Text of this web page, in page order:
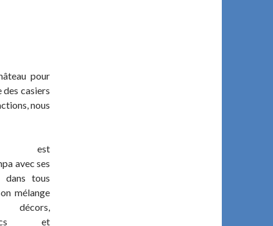
pour
casiers
nous
est
avec ses
dans tous
mélange
et